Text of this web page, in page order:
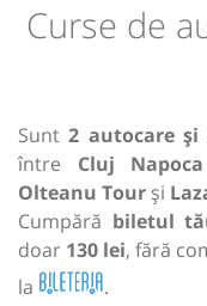
Curse de
Sunt2 autocare
între Cluj Napoca
Olteanu Tour și
Cumpără biletul
doar 130 lei, fără
la
.